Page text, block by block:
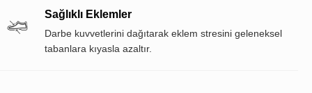
Sağlıklı Eklemler
Darbe kuvvetlerini dağıtarak eklem stresini geleneksel
tabanlara kıyasla azaltır.